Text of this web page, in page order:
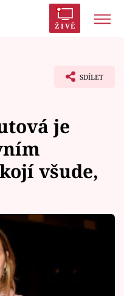
ŽIVĚ
SDÍLET
je
všude,